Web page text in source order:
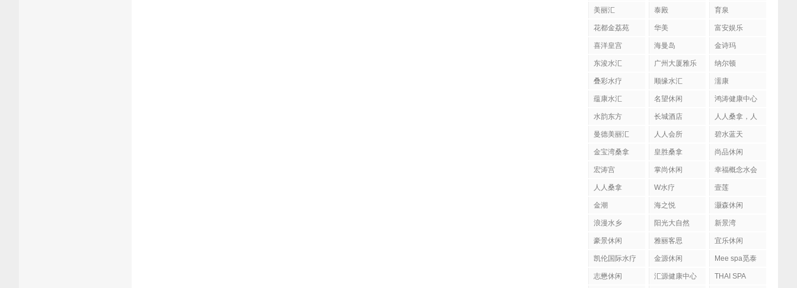
美丽汇 泰殿 育泉
花都金荔苑 华美 富安娱乐
喜洋皇宫 海曼岛 金诗玛
东浚水汇
广州大厦雅乐
纳尔顿
叠彩水疗 顺缘水汇 濡康
蕴康水汇 名望休闲 鸿涛健康中心
水韵东方 长城酒店
人人桑拿，人
曼德美丽汇 人人会所 碧水蓝天
金宝湾桑拿 皇胜桑拿 尚品休闲
宏涛宫 掌尚休闲 幸福概念水会
人人桑拿 W水疗 壹莲
金潮 海之悦 灏森休闲
浪漫水乡 阳光大自然 新景湾
豪景休闲 雅丽客思 宜乐休闲
凯伦国际水疗 金源休闲
Mee spa觅泰
志懋休闲 汇源健康中心 THAI SPA